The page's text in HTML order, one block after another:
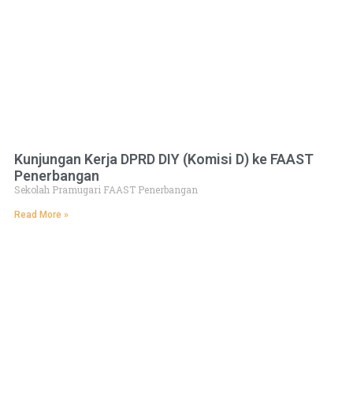
Kunjungan Kerja DPRD DIY (Komisi D) ke FAAST
Penerbangan
Sekolah Pramugari FAAST Penerbangan
Read More »